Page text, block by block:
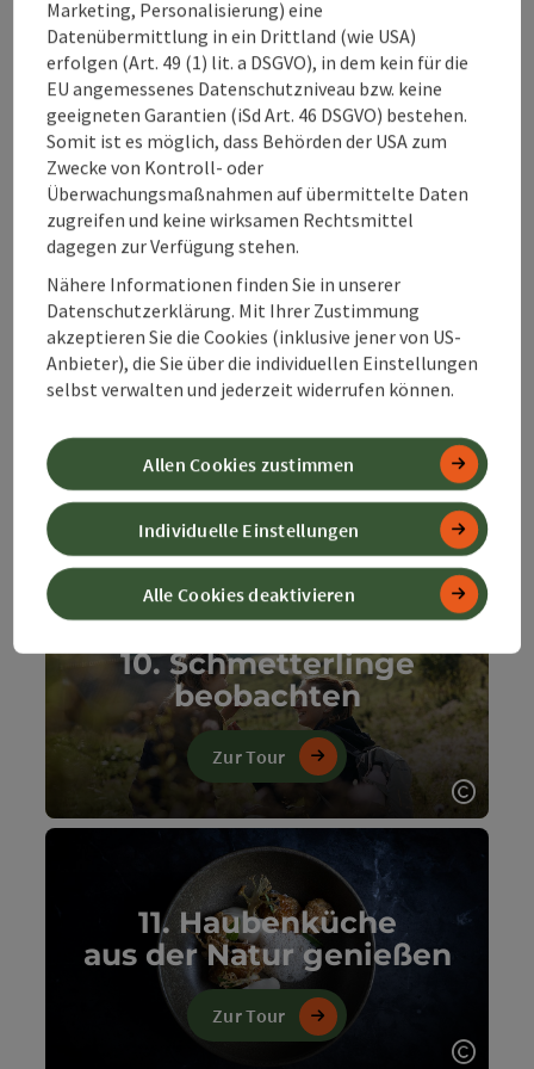
8. Die Jagdhütte
Bärenriedlau
der Adeligen
besichtigen
Zur Tour
9. Einen Rundblick
auf 21 Zweitausender
genießen
Zur Tour
10. Schmetterlinge
beobachten
Zur Tour
11. Haubenküche
aus der Natur genießen
Zur Tour
Marketing, Personalisierung) eine
Datenübermittlung in ein Drittland (wie USA)
erfolgen (Art. 49 (1) lit. a DSGVO), in dem kein für die
EU angemessenes Datenschutzniveau bzw. keine
geeigneten Garantien (iSd Art. 46 DSGVO) bestehen.
Somit ist es möglich, dass Behörden der USA zum
Zwecke von Kontroll- oder
Überwachungsmaßnahmen auf übermittelte Daten
zugreifen und keine wirksamen Rechtsmittel
dagegen zur Verfügung stehen.
Nähere Informationen finden Sie in unserer
Datenschutzerklärung. Mit Ihrer Zustimmung
akzeptieren Sie die Cookies (inklusive jener von US-
Anbieter), die Sie über die individuellen Einstellungen
selbst verwalten und jederzeit widerrufen können.
Alle Cookies deaktivieren
Individuelle Einstellungen
Allen Cookies zustimmen